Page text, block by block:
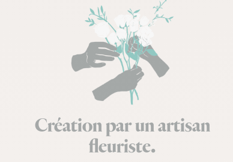
Création par un artisan
fleuriste.